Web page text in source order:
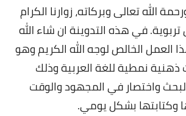
الله تعالى وبركاته، زوارنا الكرام
في هذه التدوينة ان شاء الله
الخالص لوجه الله الكريم وهو
نمطية للغة العربية وذلك
واختصار في المجهود والوقت
وكتابتها بشكل يومي.